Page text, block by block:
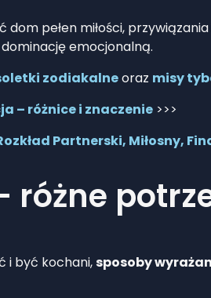
pełen miłości,
emocjonalną.
zodiakalneoraz misy
– różnice i znaczenie >>>
Partnerski, Miłosny,
różne
i być kochani,sposoby